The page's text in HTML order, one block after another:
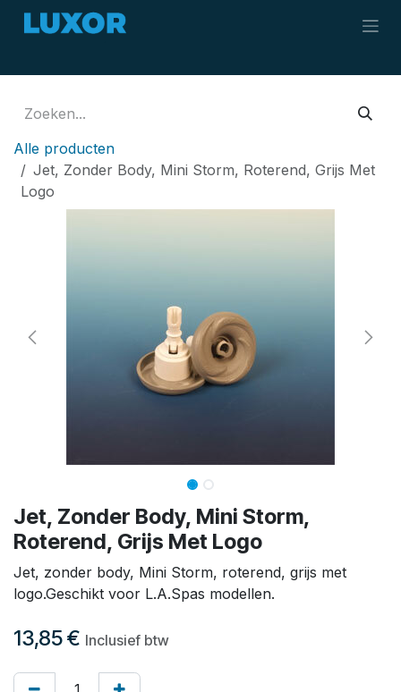
Overslaan naar inhoud
Alle producten
Jet, Zonder Body, Mini Storm, Roterend, Grijs Met
Logo
Jet, Zonder Body, Mini Storm,
Roterend, Grijs Met Logo
Jet, zonder body, Mini Storm, roterend, grijs met
logo.Geschikt voor L.A.Spas modellen.
13,85€ Inclusief btw